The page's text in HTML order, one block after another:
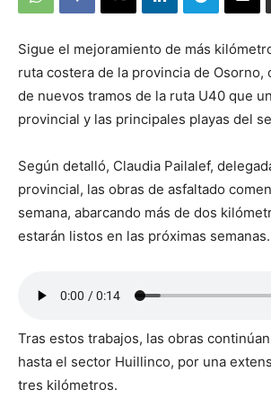
Sigue el mejoramiento de más
ruta costera de la provincia de Osorno,
de nuevos tramos de la ruta U40 que
provincial y las principales playas del
Según detalló, Claudia Pailalef,
provincial, las obras de asfaltado
semana, abarcando más de dos
estarán listos en las próximas semanas.
Tras estos trabajos, las obras
hasta el sector Huillinco, por una
tres kilómetros.